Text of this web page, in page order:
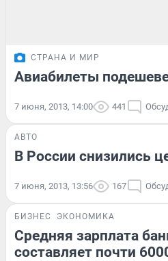
СТРАНА И МИР
Авиабилеты
7 июня, 2013, 14:00 441
АВТО
В России снизились
7 июня, 2013, 13:56 167
БИЗНЕС ЭКОНОМИКА
Средняя зарплата
составляет почти